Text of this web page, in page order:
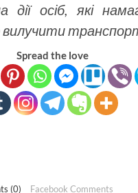
дії осіб, які
вилучити
Spread the love
(0) Facebook Comments